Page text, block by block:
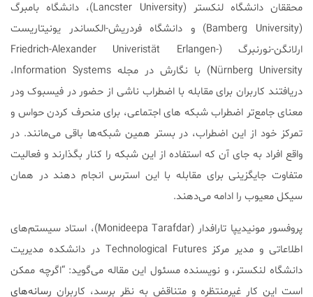
محققان دانشگاه لنکستر (Lancster University)، دانشگاه بامبرگ
(Bamberg University) و دانشگاه فردریش-الکساندر یونیتاریست
ارلانگن-نورنبرگ (Friedrich-Alexander Univeristät Erlangen-
Nürnberg University) با نگارش در مجله Information Systems،
دریافتند کاربران برای مقابله با اضطراب ناشی از حضور در فیسبوک ودر
معنای جامع‌تر اضطراب شبکه های اجتماعی، برای منحرف کردن حواس و
تمرکز خود از این اضطراب، در بستر همین شبکه‌ها باقی می‌مانند. در
واقع افراد به جای آن که استفاده از این شبکه را کنار بگذارند و فعالیت
متفاوت جایگزینی برای مقابله با این استرس انجام دهند در همان
سیکل معیوب را ادامه می‌دهند.
پروفسور مونیدیپا تارافدار (Monideepa Tarafdar)، استاد سیستم‌های
اطلاعاتی و مدیر مرکز Technological Futures در دانشکده مدیریت
دانشگاه لنکستر، و نویسنده مسئول این مقاله می‌گوید: “اگرچه ممکن
است این کار غیرمنتظره و متناقض به نظر برسد، کاربران رسانه‌های